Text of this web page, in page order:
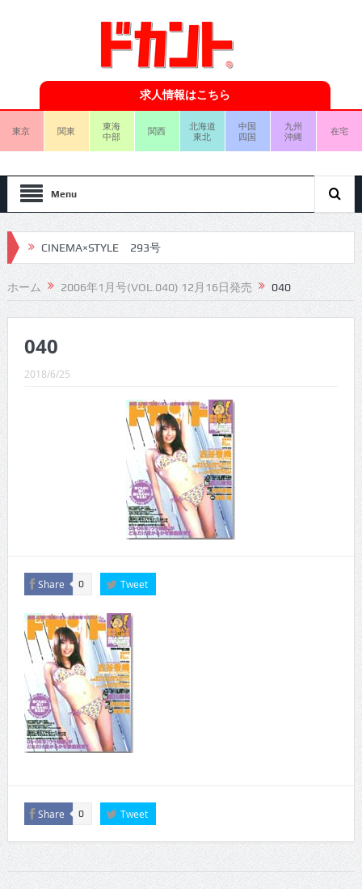
求人情報はこちら
東京 関東
東海
中部
関西
北海道
東北
中国
四国
九州
沖縄
在宅
Menu
CINEMA×STYLE 293号
CINEMA×STYLE 292号
CINEMA×STYLE 291号
CINEMA×STYLE 290号
CINEMA×STYLE 289号
CINEMA×STYLE 288号
CINEMA×STYLE 287号
CINEMA×STYLE 286号
CINEMA×STYLE 285号
CINEMA×STYLE 294号
ホーム 2006年1月号(VOL.040) 12月16日発売 040
040
2018/6/25
Share 0 Tweet
Share 0 Tweet